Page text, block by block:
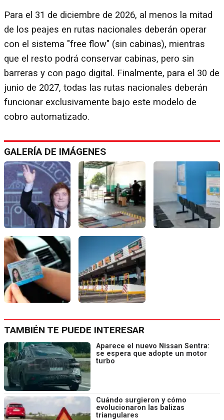
Para el 31 de diciembre de 2026, al menos la mitad
de los peajes en rutas nacionales deberán operar
con el sistema "free flow" (sin cabinas), mientras
que el resto podrá conservar cabinas, pero sin
barreras y con pago digital. Finalmente, para el 30 de
junio de 2027, todas las rutas nacionales deberán
funcionar exclusivamente bajo este modelo de
cobro automatizado.
GALERÍA DE IMÁGENES
TAMBIÉN TE PUEDE INTERESAR
Aparece el nuevo Nissan Sentra:
se espera que adopte un motor
turbo
Cuándo surgieron y cómo
evolucionaron las balizas
triangulares